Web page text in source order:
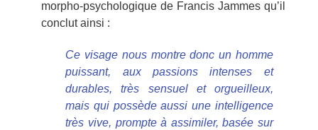
morpho-psychologique de Francis Jammes qu’il
conclut ainsi :
Ce visage nous montre donc un homme
puissant, aux passions intenses et
durables, très sensuel et orgueilleux,
mais qui possède aussi une intelligence
très vive, prompte à assimiler, basée sur